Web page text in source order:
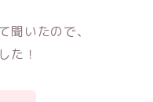
聞いたので、
た！